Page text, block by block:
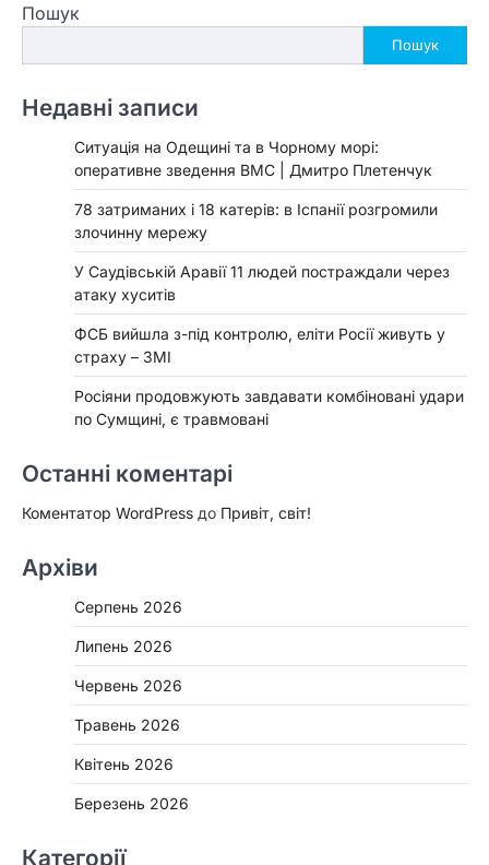
Пошук
Пошук
Недавні записи
Ситуація на Одещині та в Чорному морі:
оперативне зведення ВМС | Дмитро Плетенчук
78 затриманих і 18 катерів: в Іспанії розгромили
злочинну мережу
У Саудівській Аравії 11 людей постраждали через
атаку хуситів
ФСБ вийшла з-під контролю, еліти Росії живуть у
страху – ЗМІ
Росіяни продовжують завдавати комбіновані удари
по Сумщині, є травмовані
Останні коментарі
Коментатор WordPress до Привіт, світ!
Архіви
Серпень 2026
Липень 2026
Червень 2026
Травень 2026
Квітень 2026
Березень 2026
Категорії